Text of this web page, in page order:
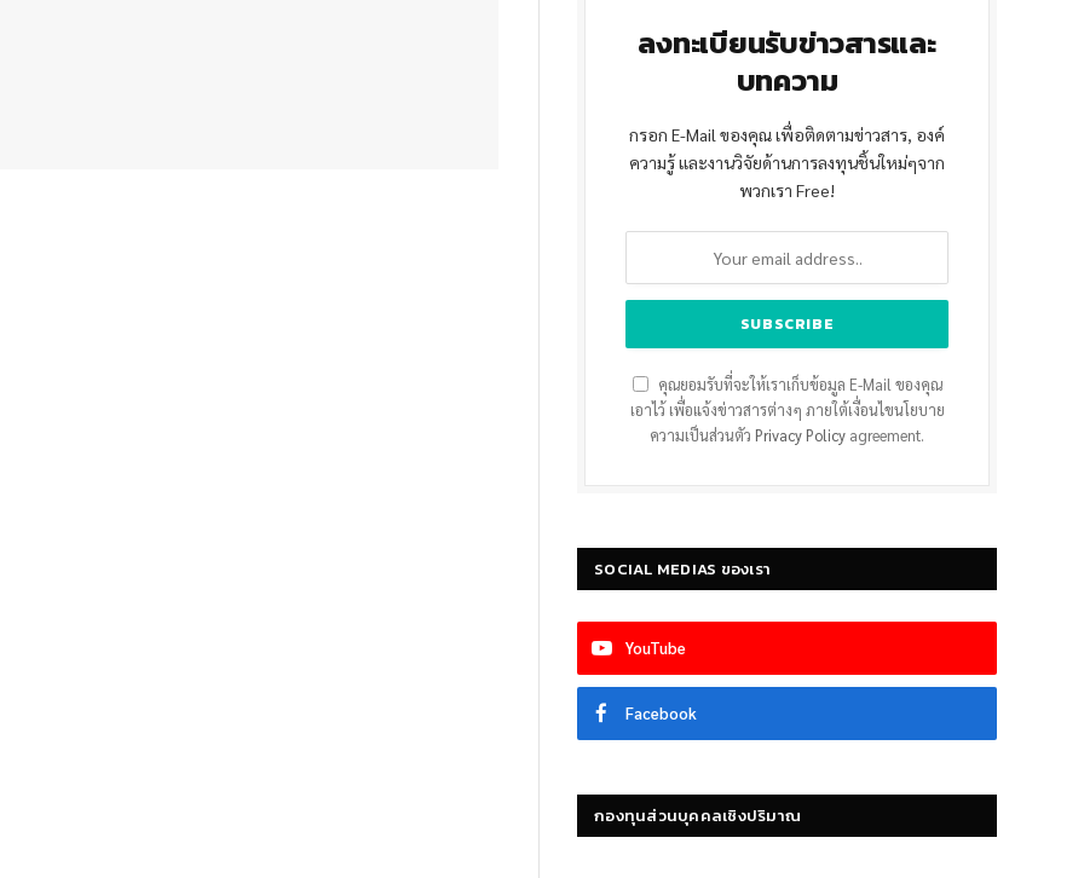
ลงทะเบียนรับข่าวสารและ
บทความ
กรอก E-Mail ของคุณ เพื่อติดตามข่าวสาร, องค์
ความรู้ และงานวิจัยด้านการลงทุนชิ้นใหม่ๆจาก
พวกเรา Free!
คุณยอมรับที่จะให้เราเก็บข้อมูล E-Mail ของคุณ
เอาไว้ เพื่อแจ้งข่าวสารต่างๆ ภายใต้เงื่อนไขนโยบาย
ความเป็นส่วนตัว Privacy Policy agreement.
SOCIAL MEDIAS ของเรา
YouTube
Facebook
กองทุนส่วนบุคคลเชิงปริมาณ